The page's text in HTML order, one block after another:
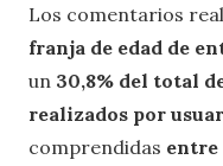
Los comentarios
franja de edad de
un 30,8% del total
realizados por
comprendidas entre